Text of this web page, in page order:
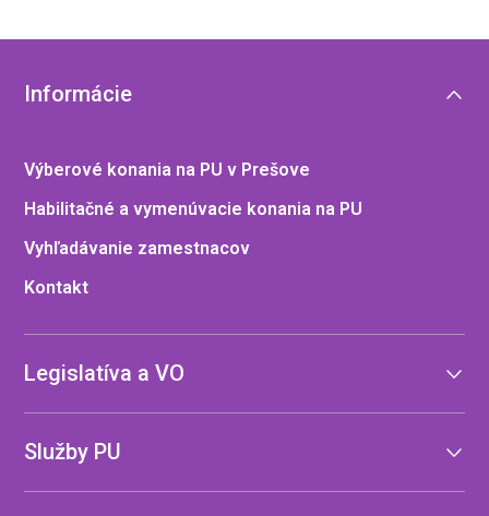
Informácie
Výberové konania na PU v Prešove
Habilitačné a vymenúvacie konania na PU
Vyhľadávanie zamestnacov
Kontakt
Legislatíva a VO
Služby PU